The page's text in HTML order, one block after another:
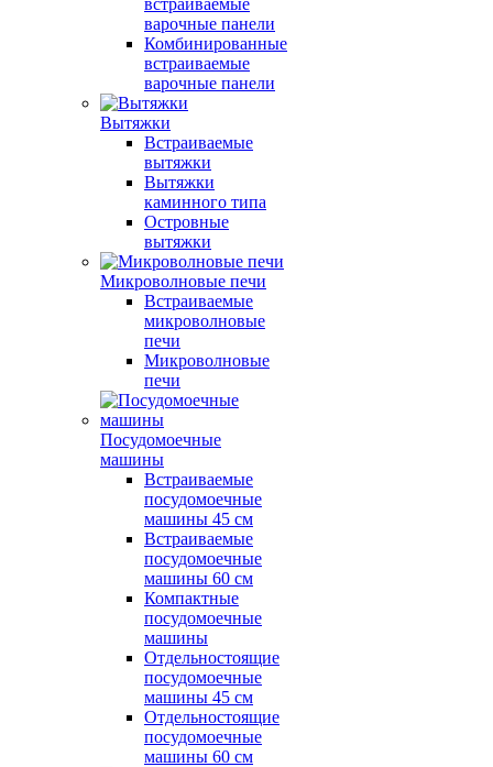
встраиваемые
варочные панели
Комбинированные
встраиваемые
варочные панели
Вытяжки
Встраиваемые
вытяжки
Вытяжки
каминного типа
Островные
вытяжки
Микроволновые печи
Встраиваемые
микроволновые
печи
Микроволновые
печи
Посудомоечные
машины
Встраиваемые
посудомоечные
машины 45 см
Встраиваемые
посудомоечные
машины 60 см
Компактные
посудомоечные
машины
Отдельностоящие
посудомоечные
машины 45 см
Отдельностоящие
посудомоечные
машины 60 см